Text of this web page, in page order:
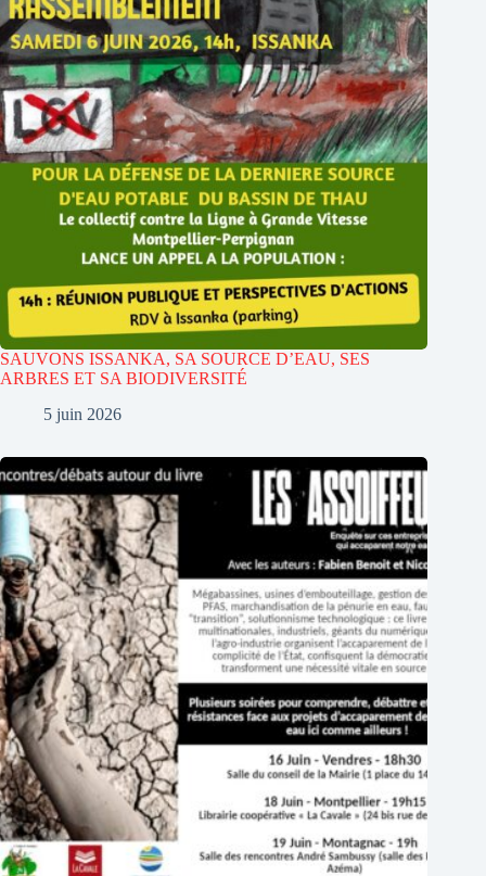
SAUVONS ISSANKA, SA SOURCE D’EAU, SES
ARBRES ET SA BIODIVERSITÉ
5 juin 2026